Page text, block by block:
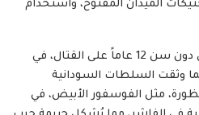
الميدان المفتوح، واستخدام
كما قام المرتزقة بتدريب أطفال دون سن 12 عاماً على القتال، في
وثقت السلطات السودانية
مثل الفوسفور الأبيض، في